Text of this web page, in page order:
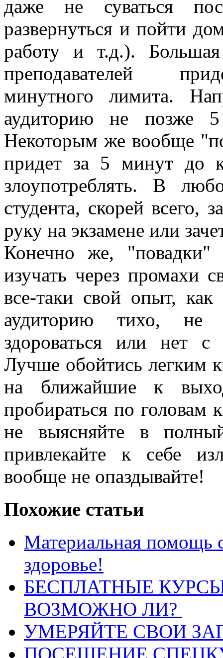
даже не суваться
развернуться и пойти
работу и т.д.).
преподавателей
минутного лимита.
аудиторию не позже
Некоторым же вообще
придет за 5 минут до
злоупотреблять. В
студента, скорей всего,
руку на экзамене или
Конечно же, "повадки"
изучать через промахи
все-таки свой опыт, как
аудиторию тихо, не
здороваться или нет с
Лучше обойтись легким
на ближайшие к
пробираться по
не выясняйте в
привлекайте к себе
вообще не опаздывайте!
Похожие статьи
Материальная помощь
здоровье!
БЕСПЛАТНЫЕ
ВОЗМОЖНО ЛИ?
УМЕРЯЙТЕ СВОИ